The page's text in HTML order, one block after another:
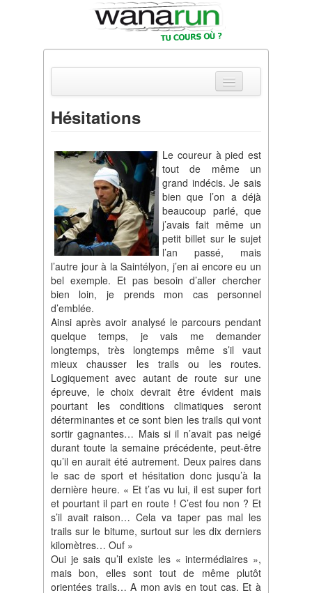
Equipements & Tests
Parcours & Courses
Outils & Réseaux
Hésitations
Le coureur à pied est
tout de même un
grand indécis. Je sais
bien que l’on a déjà
beaucoup parlé, que
j’avais fait même un
petit billet sur le sujet
l’an passé, mais
l’autre jour à la Saintélyon, j’en ai encore eu un
bel exemple. Et pas besoin d’aller chercher
bien loin, je prends mon cas personnel
d’emblée.
Ainsi après avoir analysé le parcours pendant
quelque temps, je vais me demander
longtemps, très longtemps même s’il vaut
mieux chausser les trails ou les routes.
Logiquement avec autant de route sur une
épreuve, le choix devrait être évident mais
pourtant les conditions climatiques seront
déterminantes et ce sont bien les trails qui vont
sortir gagnantes… Mais si il n’avait pas neigé
durant toute la semaine précédente, peut-être
qu’il en aurait été autrement. Deux paires dans
le sac de sport et hésitation donc jusqu’à la
dernière heure. « Et t’as vu lui, il est super fort
et pourtant il part en route ! C’est fou non ? Et
s’il avait raison… Cela va taper pas mal les
trails sur le bitume, surtout sur les dix derniers
kilomètres… Ouf »
Oui je sais qu’il existe les « intermédiaires »,
mais bon, elles sont tout de même plutôt
orientées trails… A mon avis en tout cas. Et à